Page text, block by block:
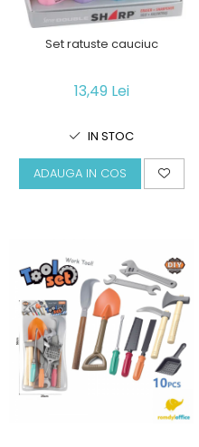
Set ratuste cauciuc
13,49 Lei
IN STOC
ADAUGA IN COS